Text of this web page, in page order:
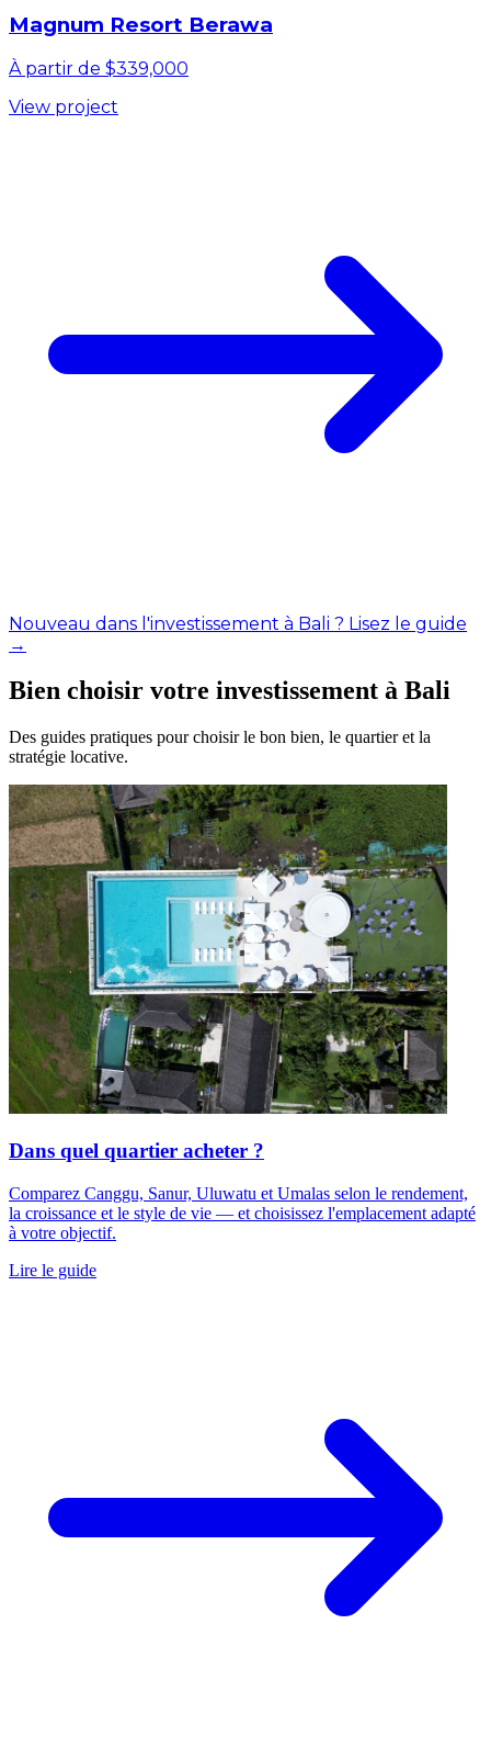
Magnum Resort Berawa
À partir de $339,000
View project
Nouveau dans l'investissement à Bali ? Lisez le guide
→
Bien choisir votre investissement à Bali
Des guides pratiques pour choisir le bon bien, le quartier et la
stratégie locative.
Dans quel quartier acheter ?
Comparez Canggu, Sanur, Uluwatu et Umalas selon le rendement,
la croissance et le style de vie — et choisissez l'emplacement adapté
à votre objectif.
Lire le guide